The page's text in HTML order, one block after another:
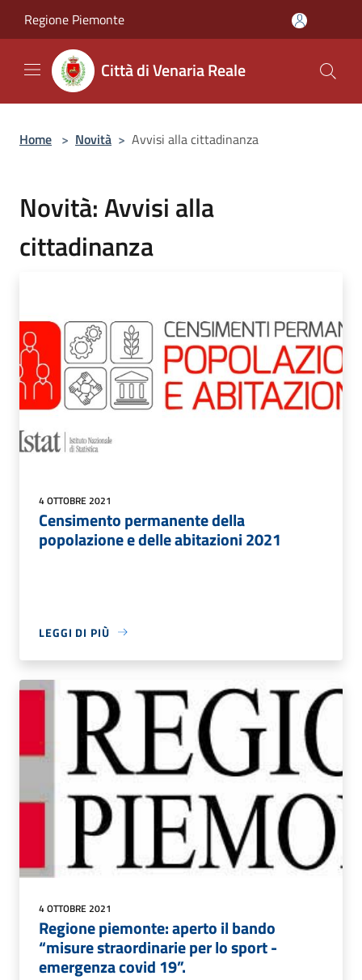
Regione Piemonte
Città di Venaria Reale
Home > Novità > Avvisi alla cittadinanza
Novità: Avvisi alla
cittadinanza
4 OTTOBRE 2021
Censimento permanente della
popolazione e delle abitazioni 2021
LEGGI DI PIÙ
4 OTTOBRE 2021
Regione piemonte: aperto il bando
“misure straordinarie per lo sport -
emergenza covid 19”.